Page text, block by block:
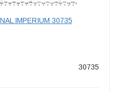
IMPERIUM 30735
30735